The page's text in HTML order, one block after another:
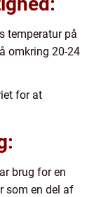
temperatur på
omkring 20-24
for at
brug for en
som en del af